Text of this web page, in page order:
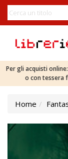
Per gli acquisti
o con tessera
Home